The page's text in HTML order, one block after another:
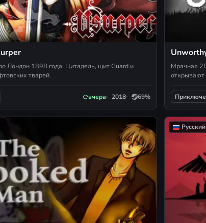
Лондон 1898 года, Цитадель, щит Guard и
тварей.
вчера 2018 69%
Мрачная
открывают